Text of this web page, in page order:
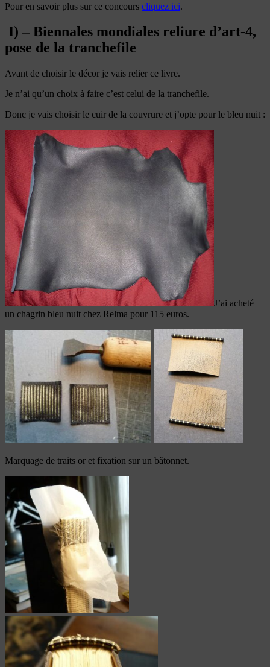
Pour en savoir plus sur ce concours cliquez ici.
I) – Biennales mondiales reliure d’art-4,
pose de la tranchefile
Avant de choisir le décor je vais relier ce livre.
Je n’ai qu’un choix à faire c’est celui de la tranchefile.
Donc je vais choisir le cuir de la couvrure et j’opte pour le bleu nuit :
J’ai acheté
un chagrin bleu nuit chez Relma pour 115 euros.
Marquage de traits or et fixation sur un bâtonnet.